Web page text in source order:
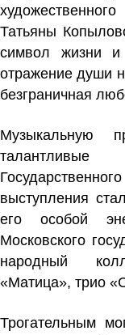
Татьяны
символ жизни и
отражение души
безграничная
Музыкальную
выступления
его особой
Московского
народный
«Матица», трио
Трогательным